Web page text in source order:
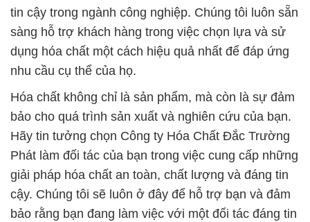
tin cậy trong ngành công nghiệp. Chúng tôi luôn sẵn
sàng hỗ trợ khách hàng trong việc chọn lựa và sử
dụng hóa chất một cách hiệu quả nhất để đáp ứng
nhu cầu cụ thể của họ.
Hóa chất không chỉ là sản phẩm, mà còn là sự đảm
bảo cho quá trình sản xuất và nghiên cứu của bạn.
Hãy tin tưởng chọn Công ty Hóa Chất Đắc Trường
Phát làm đối tác của bạn trong việc cung cấp những
giải pháp hóa chất an toàn, chất lượng và đáng tin
cậy. Chúng tôi sẽ luôn ở đây để hỗ trợ bạn và đảm
bảo rằng bạn đang làm việc với một đối tác đáng tin